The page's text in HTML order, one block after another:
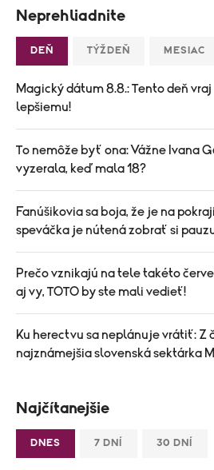
Neprehliadnite
DEŇ TÝŽDEŇ MESIAC
Magický dátum 8.8.: Tento deň
lepšiemu!
To nemôže byť ona: Vážne Ivana
vyzerala, keď mala 18?
Fanúšikovia sa boja, že je na
speváčka je nútená zobrať si
Prečo vznikajú na tele takéto
aj vy, TOTO by ste mali vedieť!
Ku herectvu sa neplánuje vrátiť: Z
najznámejšia slovenská sektárka
Najčítanejšie
DNES 7 DNÍ 30 DNÍ